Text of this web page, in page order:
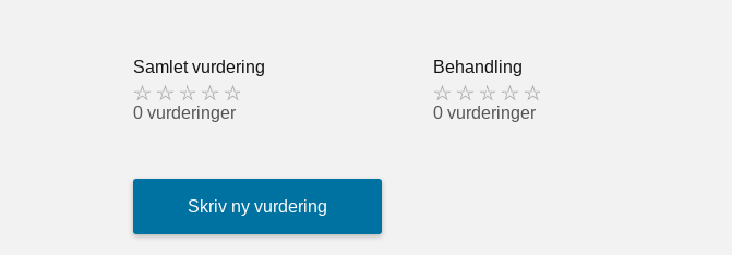
Samlet vurdering
0 vurderinger
Behandling
0 vurderinger
Skriv ny vurdering